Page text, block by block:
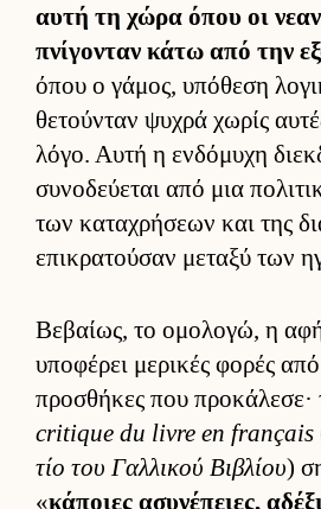
αυτή τη χώρα όπου οι
πνίγονταν κάτω από την
όπου ο γάμος, υπόθεση
θετού­νταν ψυχρά χωρίς
λόγο. Αυτή η εν­δόμυχη
συνοδεύ­εται από μια
των καταχρήσεων και της
επικρατού­σαν μεταξύ των
Βεβαί­ως, το ομολογώ, η
υποφέρει μερικές φορές από
προσθήκες που προκάλεσε·
critique du livre en français
τίο του Γαλ­λικού Βιβλίου)
«κάποιες ασυνέπειες,